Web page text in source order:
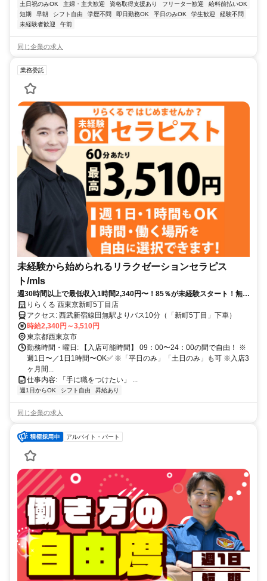
土日祝のみOK
主婦・主夫歓迎 資格取得支援あり フリーター歓迎
給料前払いOK
短期
早朝 シフト自由 学歴不問 即日勤務OK 平日のみOK 学生歓迎
経験不問
未経験者歓迎
午前
同じ企業の求人
業務委託
未経験から始められるリラクゼーションセラピス
ト/mls
週30時間以上で最低収入1時間2,340円〜！85％が未経験スタート！無料
トレで一生モノの技術を習得✅好きな時間に収入を得られます⏰【東京
都西東京市新町】
りらくる 西東京新町5丁目店
アクセス: 西武新宿線田無駅よりバス10分（「新町5丁目」下車）
時給2,340円～3,510円
東京都西東京市
勤務時間・曜日: 【入店可能時間】 09：00〜24：00の間で自由！ ※
週1日〜／1日1時間〜OK✅ ※「平日のみ」「土日のみ」も可 ※入店3
ヶ月間...
仕事内容: 「手に職をつけたい」 ...
週1日からOK シフト自由 昇給あり
同じ企業の求人
アルバイト・パート